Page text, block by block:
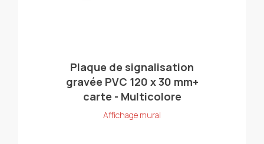
Plaque de signalisation
gravée PVC 120 x 30 mm+
carte - Multicolore
Affichage mural